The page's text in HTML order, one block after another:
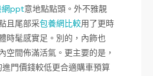
網ppt意地點點頭。外不雅靚
且尾部采包養網比較用了更時
時髦感實足。別的，內飾也
空間佈滿活氣。更主要的是，
門價錢較低更合適購車預算